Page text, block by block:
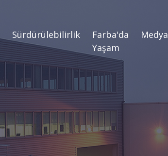
Sürdürülebilirlik
Farba'da
Yaşam
Medya